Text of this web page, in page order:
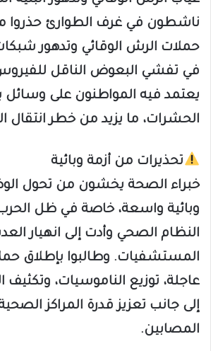
ناشطون في غرف الطوارئ حذروا
حملات الرش الوقائي وتدهور
في تفشي البعوض الناقل
يعتمد فيه المواطنون على وسائل
الحشرات، ما يزيد من خطر انتقال
تحذيرات من أزمة وبائية
خبراء الصحة يخشون من تحول
وبائية واسعة، خاصة في ظل
النظام الصحي وأدت إلى انهيار
المستشفيات. وطالبوا بإطلاق
عاجلة، توزيع الناموسيات، وتكثيف
إلى جانب تعزيز قدرة المراكز
المصابين.